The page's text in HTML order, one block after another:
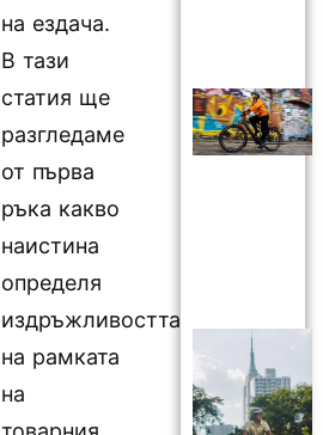
на ездача.
В тази
статия ще
разгледаме
от първа
ръка какво
наистина
определя
издръжливостта
на рамката
на